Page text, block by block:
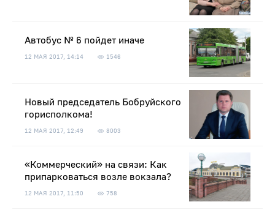
Автобус № 6 пойдет иначе
12 МАЯ 2017, 14:14 1546
Новый председатель Бобруйского
горисполкома!
12 МАЯ 2017, 12:49 8003
«Коммерческий» на связи: Как
припарковаться возле вокзала?
12 МАЯ 2017, 11:50 758